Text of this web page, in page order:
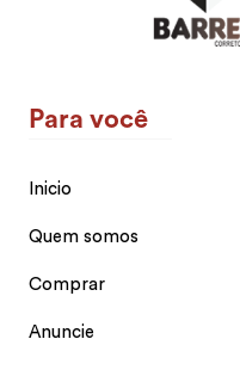
Para você
Inicio
Quem somos
Comprar
Anuncie